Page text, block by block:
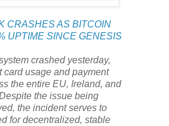
CRASHES AS BITCOIN
UPTIME SINCE GENESIS
crashed yesterday,
card usage and payment
the entire EU, Ireland, and
the issue being
the incident serves to
for decentralized, stable